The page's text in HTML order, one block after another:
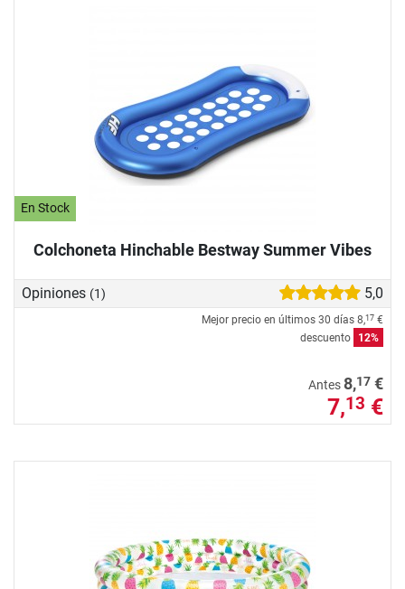
En Stock
Colchoneta Hinchable Bestway Summer Vibes
Opiniones (1) 5,0
Mejor precio en últimos 30 días 8,17 €
descuento
12%
Antes8,17 €
7,13 €